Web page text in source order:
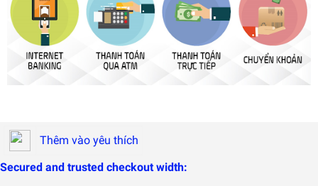
Thêm vào yêu thích
Secured and trusted checkout width: